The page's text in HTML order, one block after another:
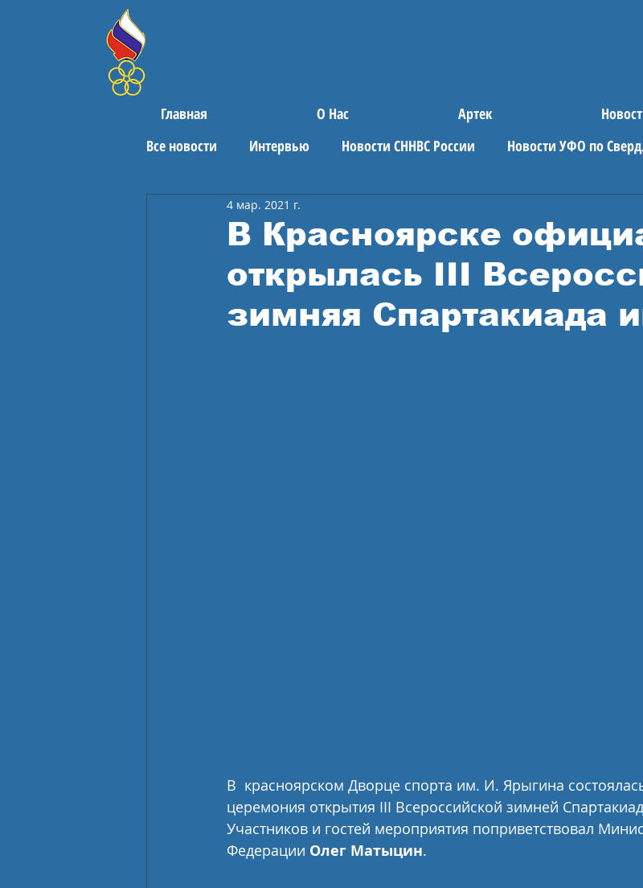
Главная О Нас Артек
Все новости
Интервью Новости СННВС России Новости УФО по
Поздравления Спортивные новости
В Красноярске
открылась III
зимняя Спартакиада
4 мар. 2021 г.
В  красноярском Дворце спорта им. И. Ярыгина
церемония открытия III Всероссийской зимней
Участников и гостей мероприятия поприветствовал
Федерации Олег Матыцин.